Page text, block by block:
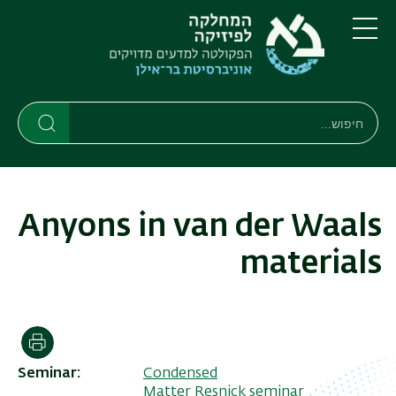
דילוג
לתוכן
העיקרי
דילוג
לתפריט
ניווט
ראשי
תפריט
חיפוש
חיפוש
Anyons in van der Waals
materials
Seminar
Condensed
Matter Resnick seminar